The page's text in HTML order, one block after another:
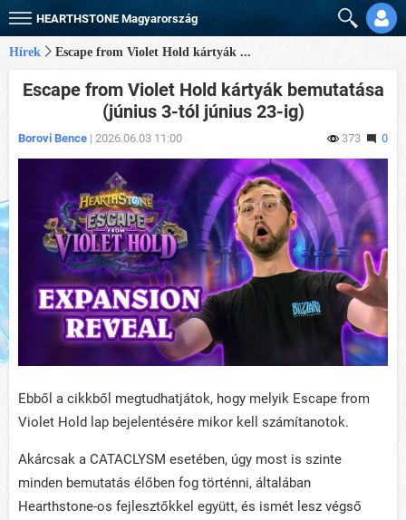
HEARTHSTONE Magyarország
Hírek Escape from Violet Hold kártyák ...
Escape from Violet Hold kártyák bemutatása
(június 3-tól június 23-ig)
Borovi Bence | 2026.06.03 11:00 373 0
Ebből a cikkből megtudhatjátok, hogy melyik Escape from
Violet Hold lap bejelentésére mikor kell számítanotok.
Akárcsak a CATACLYSM esetében, úgy most is szinte
minden bemutatás élőben fog történni, általában
Hearthstone-os fejlesztőkkel együtt, és ismét lesz végső